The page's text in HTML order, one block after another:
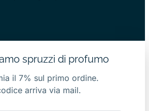
spruzzi di profumo
il 7% sul primo ordine.
arriva via mail.